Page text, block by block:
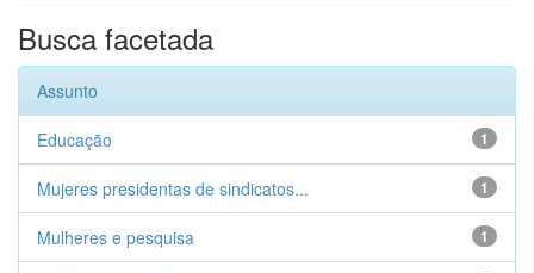
Busca facetada
Assunto
1
Educação
1
Mujeres presidentas de sindicatos...
1
Mulheres e pesquisa